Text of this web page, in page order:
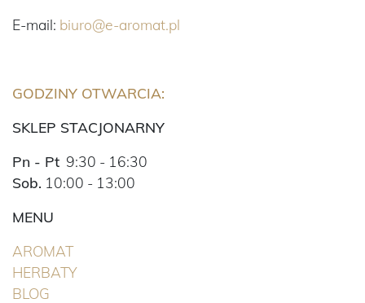
E-mail: biuro@e-aromat.pl
GODZINY OTWARCIA:
SKLEP STACJONARNY
Pn - Pt 9:30 - 16:30
Sob. 10:00 - 13:00
MENU
AROMAT(BIEŻĄCA)
HERBATY(BIEŻĄCA)
BLOG